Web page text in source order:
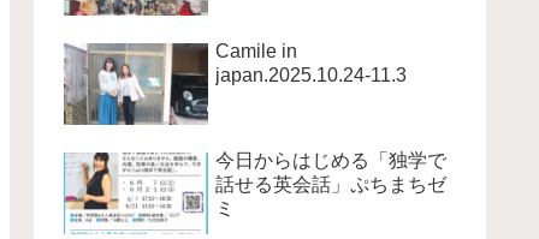
Camile in
japan.2025.10.24-11.3
今日からはじめる「独学で
話せる英会話」ぷちまちゼ
ミ